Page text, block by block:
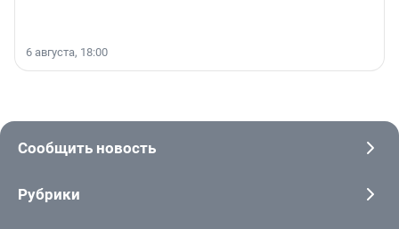
6 августа, 18:00
Сообщить новость
Рубрики